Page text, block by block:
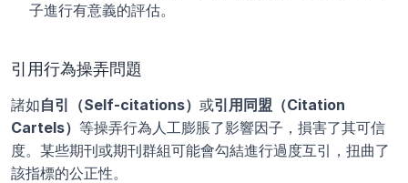
子進行有意義的評估。
引用行為操弄問題
諸如自引（Self-citations） 或引用同盟（Citation
Cartels） 等操弄行為人工膨脹了影響因子，損害了其可信
度。某些期刊或期刊群組可能會勾結進行過度互引，扭曲了
該指標的公正性。